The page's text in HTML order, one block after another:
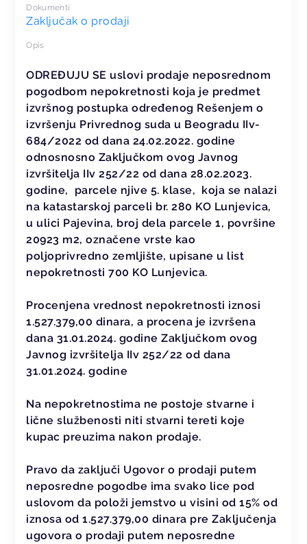
Dokumenti
Zaključak o prodaji
Opis
ODREĐUJU SE uslovi prodaje neposrednom
pogodbom nepokretnosti koja je predmet
izvršnog postupka određenog Rešenjem o
izvršenju Privrednog suda u Beogradu IIv-
684/2022 od dana 24.02.2022. godine
odnosnosno Zaključkom ovog Javnog
izvršitelja IIv 252/22 od dana 28.02.2023.
godine, parcele njive 5. klase, koja se nalazi
na katastarskoj parceli br. 280 KO Lunjevica,
u ulici Pajevina, broj dela parcele 1, površine
20923 m2, označene vrste kao
poljoprivredno zemljište, upisane u list
nepokretnosti 700 KO Lunjevica.
Procenjena vrednost nepokretnosti iznosi
1.527.379,00 dinara, a procena je izvršena
dana 31.01.2024. godine Zaključkom ovog
Javnog izvršitelja IIv 252/22 od dana
31.01.2024. godine
Na nepokretnostima ne postoje stvarne i
lične službenosti niti stvarni tereti koje
kupac preuzima nakon prodaje.
Pravo da zaključi Ugovor o prodaji putem
neposredne pogodbe ima svako lice pod
uslovom da položi jemstvo u visini od 15% od
iznosa od 1.527.379,00 dinara pre Zaključenja
ugovora o prodaji putem neposredne